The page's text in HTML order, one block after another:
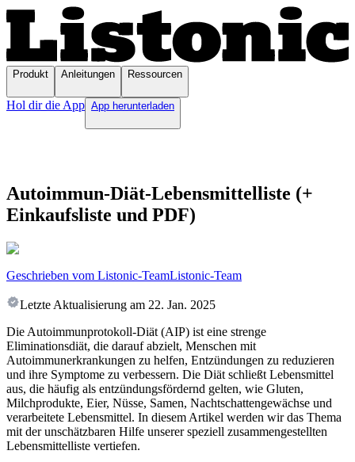
Produkt Anleitungen Ressourcen
Hol dir die App App herunterladen
Autoimmun-Diät-Lebensmittelliste (+
Einkaufsliste und PDF)
Geschrieben vom Listonic-TeamListonic-Team
Letzte Aktualisierung am 22. Jan. 2025
Die Autoimmunprotokoll-Diät (AIP) ist eine strenge
Eliminationsdiät, die darauf abzielt, Menschen mit
Autoimmunerkrankungen zu helfen, Entzündungen zu reduzieren
und ihre Symptome zu verbessern. Die Diät schließt Lebensmittel
aus, die häufig als entzündungsfördernd gelten, wie Gluten,
Milchprodukte, Eier, Nüsse, Samen, Nachtschattengewächse und
verarbeitete Lebensmittel. In diesem Artikel werden wir das Thema
mit der unschätzbaren Hilfe unserer speziell zusammengestellten
Lebensmittelliste vertiefen.